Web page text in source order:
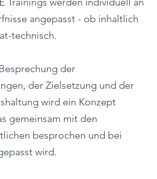
angepasst - ob inhaltlich
technisch.
der
der Zielsetzung und der
wird ein Konzept
gemeinsam mit den
besprochen und bei
wird.